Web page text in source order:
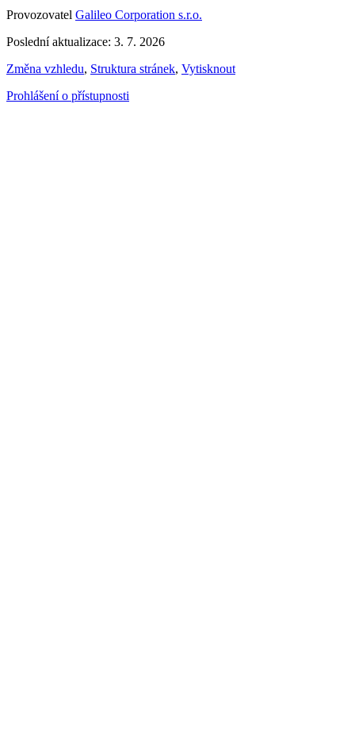
Provozovatel Galileo Corporation s.r.o.
Poslední aktualizace: 3. 7. 2026
Změna vzhledu, Struktura stránek, Vytisknout
Prohlášení o přístupnosti